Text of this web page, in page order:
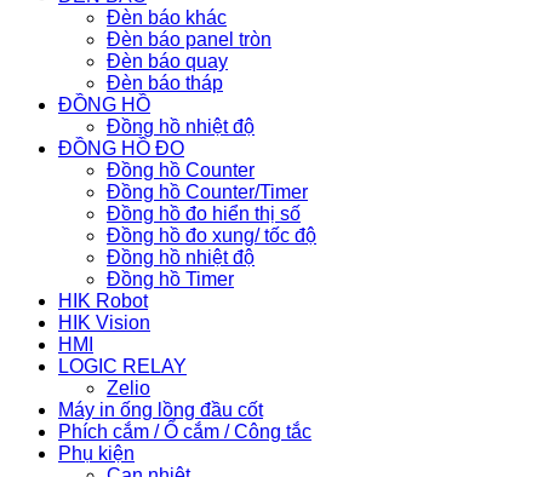
Đèn báo khác
Đèn báo panel tròn
Đèn báo quay
Đèn báo tháp
ĐỒNG HỒ
Đồng hồ nhiệt độ
ĐỒNG HỒ ĐO
Đồng hồ Counter
Đồng hồ Counter/Timer
Đồng hồ đo hiển thị số
Đồng hồ đo xung/ tốc độ
Đồng hồ nhiệt độ
Đồng hồ Timer
HIK Robot
HIK Vision
HMI
LOGIC RELAY
Zelio
Máy in ống lồng đầu cốt
Phích cắm / Ổ cắm / Công tắc
Phụ kiện